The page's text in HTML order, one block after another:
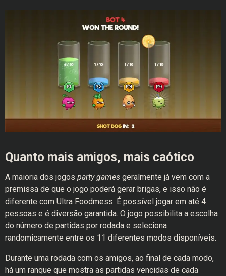
Quanto mais amigos, mais caótico
A maioria dos jogos party games geralmente já vem com a
premissa de que o jogo poderá gerar brigas, e isso não é
diferente com Ultra Foodmess. É possível jogar em até 4
pessoas e é diversão garantida. O jogo possibilita a escolha
do número de partidas por rodada e seleciona
randomicamente entre os 11 diferentes modos disponíveis.
Durante uma rodada com os amigos, ao final de cada modo,
há um ranque que mostra as partidas vencidas de cada